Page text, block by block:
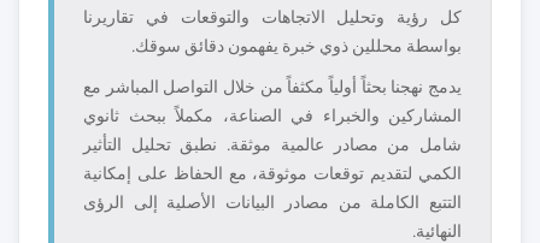
كل رؤية وتحليل الاتجاهات والتوقعات في تقاريرنا
بواسطة محللين ذوي خبرة يفهمون دقائق سوقك.
يدمج نهجنا بحثاً أولياً مكثفاً من خلال التواصل المباشر مع
المشاركين والخبراء في الصناعة، مكملاً ببحث ثانوي
شامل من مصادر عالمية موثقة. نطبق تحليل التأثير
الكمي لتقديم توقعات موثوقة، مع الحفاظ على إمكانية
التتبع الكاملة من مصادر البيانات الأصلية إلى الرؤى
النهائية.